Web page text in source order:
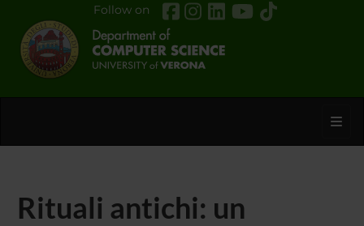
Follow on
Rituali antichi: un